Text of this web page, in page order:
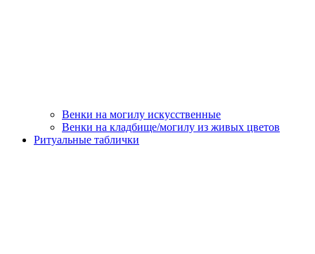
Венки на могилу искусственные
Венки на кладбище/могилу из живых цветов
Ритуальные таблички